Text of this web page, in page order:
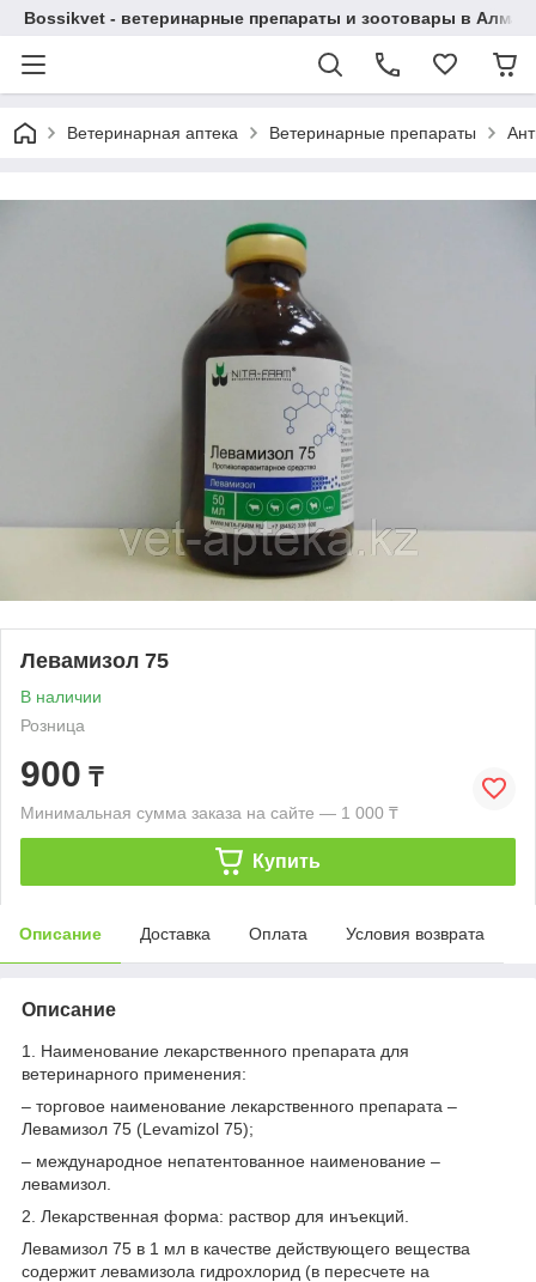
Bossikvet - ветеринарные препараты и зоотовары в
Ветеринарная аптека Ветеринарные препараты
Левамизол 75
В наличии
Розница
900 ₸
Минимальная сумма заказа на сайте — 1 000 ₸
Купить
Описание Доставка Оплата Условия возврата
Описание
1. Наименование лекарственного препарата для
ветеринарного применения:
– торговое наименование лекарственного препарата –
Левамизол 75 (Levamizol 75);
– международное непатентованное наименование –
левамизол.
2. Лекарственная форма: раствор для инъекций.
Левамизол 75 в 1 мл в качестве действующего вещества
содержит левамизола гидрохлорид (в пересчете на